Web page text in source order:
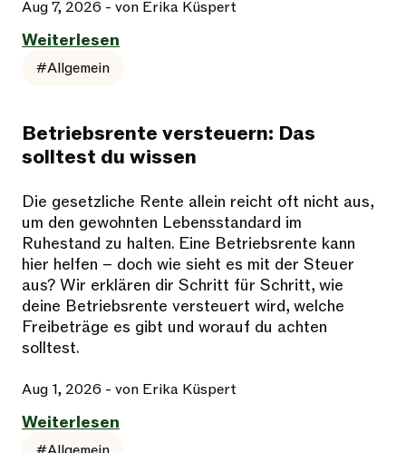
Aug 7, 2026 - von Erika Küspert
Weiterlesen
#Allgemein
Betriebsrente versteuern: Das
solltest du wissen
Die gesetzliche Rente allein reicht oft nicht aus,
um den gewohnten Lebensstandard im
Ruhestand zu halten. Eine Betriebsrente kann
hier helfen – doch wie sieht es mit der Steuer
aus? Wir erklären dir Schritt für Schritt, wie
deine Betriebsrente versteuert wird, welche
Freibeträge es gibt und worauf du achten
solltest.
Aug 1, 2026 - von Erika Küspert
Weiterlesen